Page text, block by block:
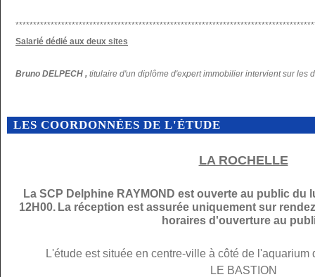
Salarié dédié aux deux sites
Bruno DELPECH , titulaire d'un diplôme d'expert immobilier intervient sur les
LES COORDONNÉES DE L'ÉTUDE
LA ROCHELLE
La SCP Delphine RAYMOND est ouverte au public du
12H00. La réception est assurée uniquement sur
horaires d'ouverture au
L'étude est située en centre-ville à côté de l'aquarium
LE BASTION